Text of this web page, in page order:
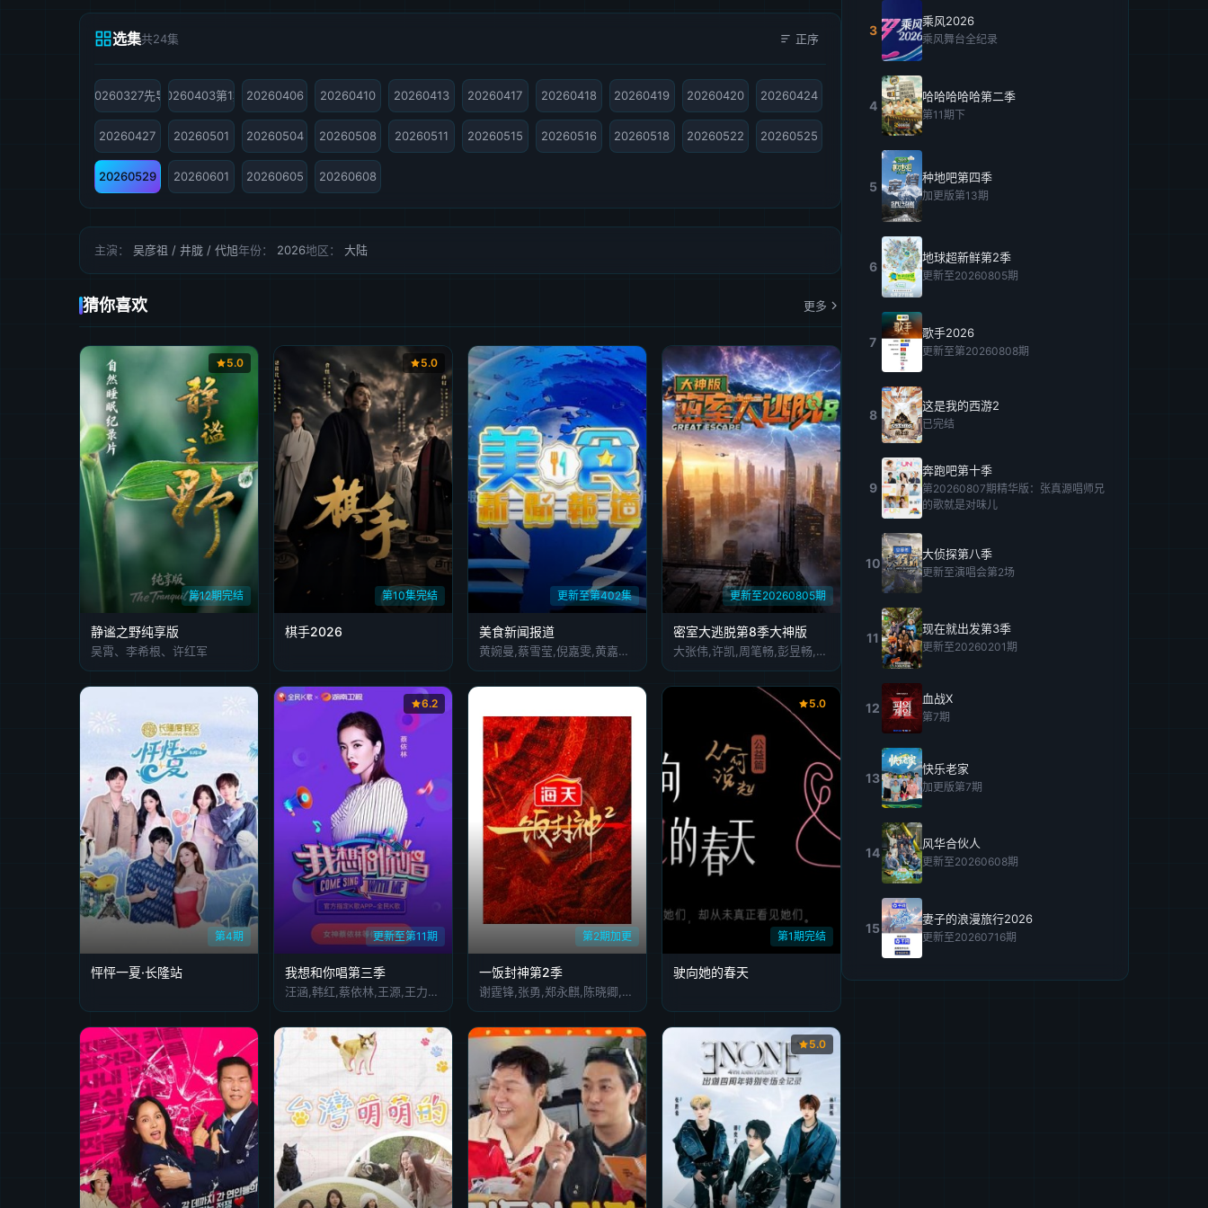
选集共24集 正序
20260327先导20260403第1期 20260406 20260410 20260413 20260417 20260418 20260419 20260420 20260424
20260427 20260501 20260504 20260508 20260511 20260515 20260516 20260518 20260522 20260525
20260529 20260601 20260605 20260608
主演： 吴彦祖 / 井胧 / 代旭年份： 2026地区： 大陆
猜你喜欢 更多
第12期完结
5.0
静谧之野纯享版
吴霄、李希根、许红军
第10集完结
5.0
棋手2026
更新至第402集
美食新闻报道
黄婉曼,蔡雪莹,倪嘉雯,黄嘉雯,廖慧仪,伍倩彤,陈嘉倩,胡敏芝,吴兆麟,吴浩康,巩姿希,陈奂仁,区永权,陈凯琳,姚子羚,麦玲玲,方皓玟,洪永城,冯盈盈,单立文,吴业坤,黄婧灵,叶靖仪,蔡景行,萧正楠,江嘉敏,冼迪琦,何泳芍,栢天男,苏民峰,姜皓文,森美,刘颖镟,温碧霞,禾浩辰,赖彦妤,邵音音,谢嫣薇,彭翔翎,施焯日,布乐文
更新至20260805期
密室大逃脱第8季大神版
大张伟,许凯,周笔畅,彭昱畅,张真源,陈哲远
第4期
怦怦一夏·长隆站
更新至第11期
6.2
我想和你唱第三季
汪涵,韩红,蔡依林,王源,王力宏,莫文蔚,杨魏玲花,曾毅,张杰,田馥甄
第2期加更
一饭封神第2季
谢霆锋,张勇,郑永麒,陈晓卿,李诞
第1期完结
5.0
驶向她的春天
5.0
3
乘风2026
乘风舞台全纪录
4
哈哈哈哈哈第二季
第11期下
5
种地吧第四季
加更版第13期
6
地球超新鲜第2季
更新至20260805期
7
歌手2026
更新至第20260808期
8
这是我的西游2
已完结
9
奔跑吧第十季
第20260807期精华版：张真源唱师兄
的歌就是对味儿
10
大侦探第八季
更新至演唱会第2场
11
现在就出发第3季
更新至20260201期
12
血战X
第7期
13
快乐老家
加更版第7期
14
风华合伙人
更新至20260608期
15
妻子的浪漫旅行2026
更新至20260716期